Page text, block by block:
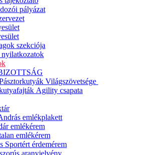
pályázat
szekciója
nyilatkozatok
Világszövetsége
Agility csapata
emlékplakett
emlékérem
emlékérem
Sportért érdemérem
aranyjelvény